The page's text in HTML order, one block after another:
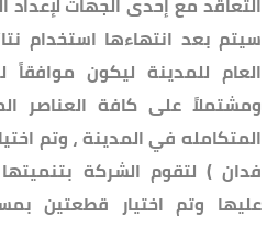
سيتم بعد انتهاءها استخدام
العام للمدينة ليكون موافقاً
ومشتملاً على كافة العناصر
فدان ) لتقوم الشركة